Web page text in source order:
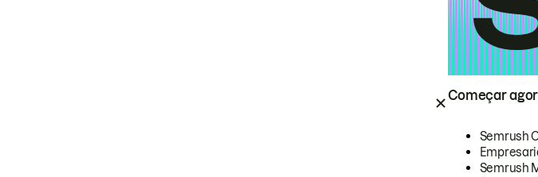
Começar
Semrush
Semrush